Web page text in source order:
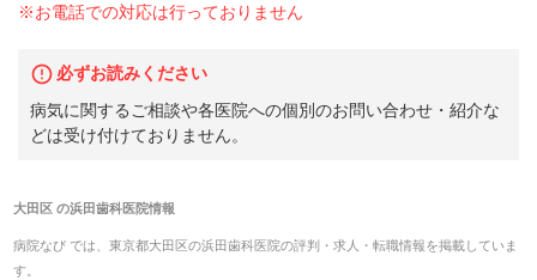
※お電話での対応は行っておりません
必ずお読みください
病気に関するご相談や各医院への個別のお問い合わせ・紹介な
どは受け付けておりません。
大田区の浜田歯科医院情報
病院なび では、 東京都大田区の浜田歯科医院の評判・求人・転職情報を掲載していま
す。